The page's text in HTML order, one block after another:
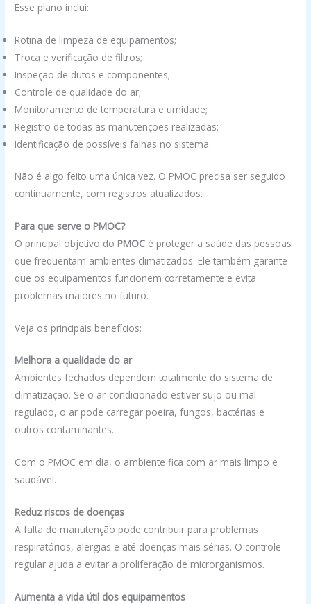
Esse plano inclui:
Rotina de limpeza de equipamentos;
Troca e verificação de filtros;
Inspeção de dutos e componentes;
Controle de qualidade do ar;
Monitoramento de temperatura e umidade;
Registro de todas as manutenções realizadas;
Identificação de possíveis falhas no sistema.
Não é algo feito uma única vez. O PMOC precisa ser seguido
continuamente, com registros atualizados.
Para que serve o PMOC?
O principal objetivo do PMOC é proteger a saúde das pessoas
que frequentam ambientes climatizados. Ele também garante
que os equipamentos funcionem corretamente e evita
problemas maiores no futuro.
Veja os principais benefícios:
Melhora a qualidade do ar
Ambientes fechados dependem totalmente do sistema de
climatização. Se o ar-condicionado estiver sujo ou mal
regulado, o ar pode carregar poeira, fungos, bactérias e
outros contaminantes.
Com o PMOC em dia, o ambiente fica com ar mais limpo e
saudável.
Reduz riscos de doenças
A falta de manutenção pode contribuir para problemas
respiratórios, alergias e até doenças mais sérias. O controle
regular ajuda a evitar a proliferação de microrganismos.
Aumenta a vida útil dos equipamentos